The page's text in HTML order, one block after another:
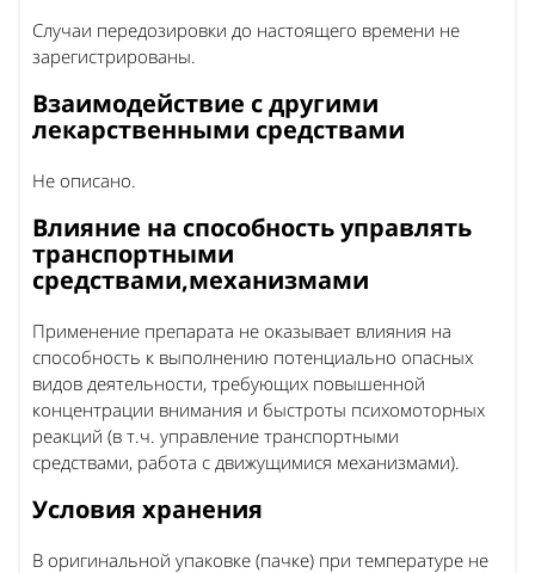
Случаи передозировки до настоящего времени не
зарегистрированы.
Взаимодействие с другими
лекарственными средствами
Не описано.
Влияние на способность управлять
транспортными
средствами,механизмами
Применение препарата не оказывает влияния на
способность к выполнению потенциально опасных
видов деятельности, требующих повышенной
концентрации внимания и быстроты психомоторных
реакций (в т.ч. управление транспортными
средствами, работа с движущимися механизмами).
Условия хранения
В оригинальной упаковке (пачке) при температуре не